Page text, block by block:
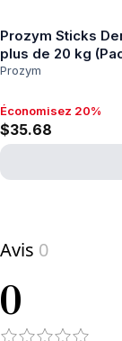
Prozym Sticks
plus de 20 kg
Prozym
Économisez
Économisez 20%
$35.68
Avis 0
0